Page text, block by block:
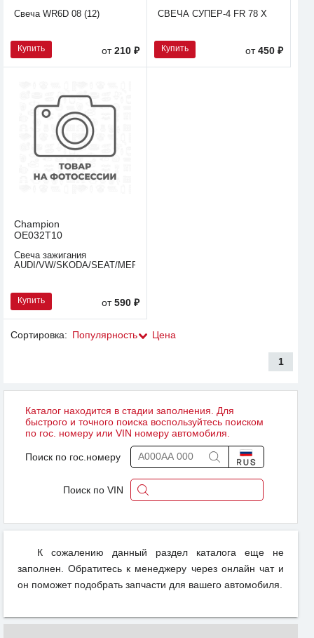
Свеча WR6D 08 (12)
Купить от210 ₽
СВЕЧА СУПЕР-4 FR 78 X
Купить от450 ₽
Champion
OE032T10
Свеча зажигания
AUDI/VW/SKODA/SEAT/MERCEDES
Купить от590 ₽
Сортировка: Популярность Цена
1
Каталог находится в стадии заполнения. Для
быстрого и точного поиска воспользуйтесь поиском
по гос. номеру или VIN номеру автомобиля.
Поиск по гос.номеру
Поиск по VIN
К сожалению данный раздел каталога еще не
заполнен. Обратитесь к менеджеру через онлайн чат и
он поможет подобрать запчасти для вашего автомобиля.